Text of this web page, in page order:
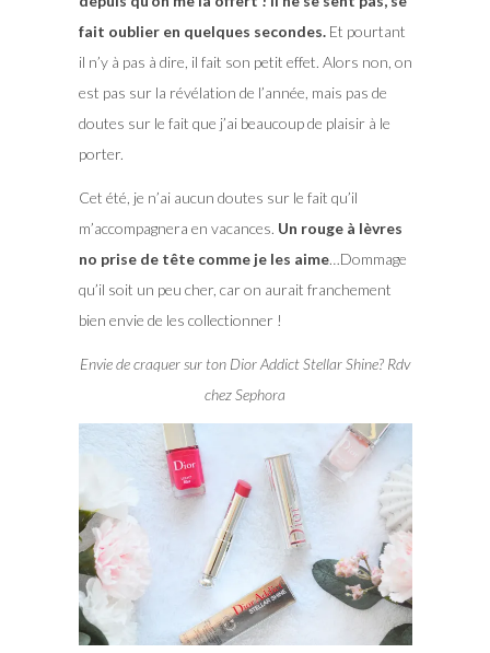
fait oublier en quelques secondes.Et pourtant
il n’y à pas à dire, il fait son petit effet. Alors non, on
est pas sur la révélation de l’année, mais pas de
doutes sur le fait que j’ai beaucoup de plaisir à le
porter.
Cet été, je n’ai aucun doutes sur le fait qu’il
m’accompagnera en vacances. Un rouge à lèvres
no prise de tête comme je les aime…Dommage
qu’il soit un peu cher, car on aurait franchement
bien envie de les collectionner !
Envie de craquer sur ton Dior Addict Stellar Shine? Rdv
chez Sephora